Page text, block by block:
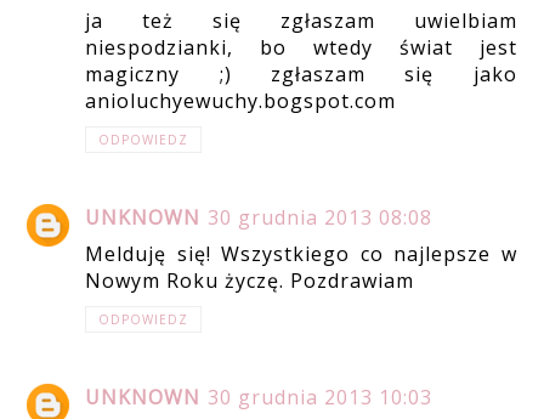
ja też się zgłaszam uwielbiam
niespodzianki, bo wtedy świat jest
magiczny ;) zgłaszam się jako
anioluchyewuchy.bogspot.com
ODPOWIEDZ
UNKNOWN 30 grudnia 2013 08:08
Melduję się! Wszystkiego co najlepsze w
Nowym Roku życzę. Pozdrawiam
ODPOWIEDZ
UNKNOWN 30 grudnia 2013 10:03